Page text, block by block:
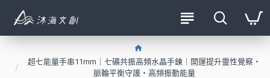
超七能量手串11mm｜七礦共振高頻水晶手鍊｜開運提升靈性覺察・
脈輪平衡守護・高頻振動能量